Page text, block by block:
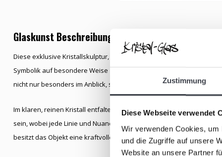
Zustimmung
Diese Webseite verwendet
Wir verwenden Cookies,
und die Zugriffe auf unsere
Website an unsere Partner
Glaskunst Beschreibung
Diese exklusive Kristallskulptur, entworfen von Mats Jonasson, ist
Symbolik auf besondere Weise zusammenkommen. Weltweit
nicht nur besonders im Anblick, sondern auch im Besitz macht.
Im klaren, reinen Kristall entfaltet sich eine elegante Lilie in tiefen
sein, wobei jede Linie und Nuance durch das Spiel von Licht und
besitzt das Objekt eine kraftvolle und zugleich elegante